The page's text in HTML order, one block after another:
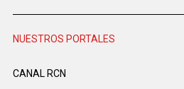
NUESTROS PORTALES
CANAL RCN